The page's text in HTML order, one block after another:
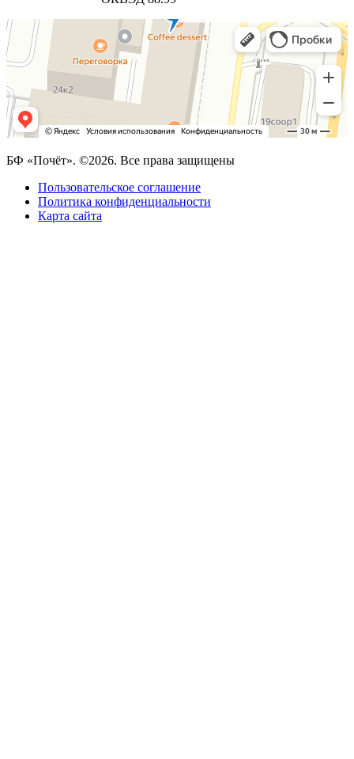
БФ «Почёт». ©2026. Все права защищены
Пользовательское соглашение
Политика конфиденциальности
Карта сайта